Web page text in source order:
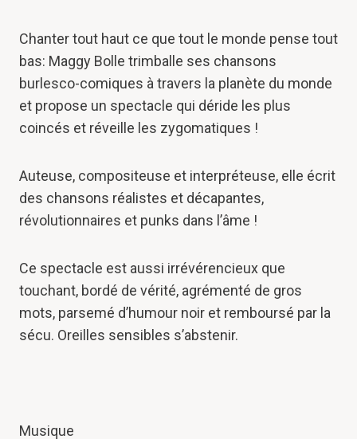
Chanter tout haut ce que tout le monde pense tout
bas: Maggy Bolle trimballe ses chansons
burlesco-comiques à travers la planète du monde
et propose un spectacle qui déride les plus
coincés et réveille les zygomatiques !
Auteuse, compositeuse et interpréteuse, elle écrit
des chansons réalistes et décapantes,
révolutionnaires et punks dans l’âme !
Ce spectacle est aussi irrévérencieux que
touchant, bordé de vérité, agrémenté de gros
mots, parsemé d’humour noir et remboursé par la
sécu. Oreilles sensibles s’abstenir.
Musique